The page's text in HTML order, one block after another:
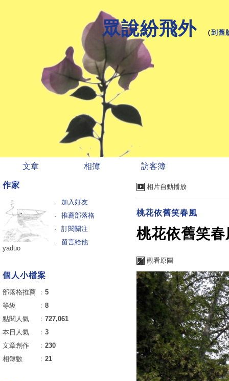
眾說紛飛外 （到舊
文章 相簿 訪客簿
相片自動播放
桃花依舊笑春風
桃花依舊笑春
觀看原圖
作家
加入好友
推薦部落格
訂閱關注
留言給他
yaduo
個人小檔案
部落格推薦 ： 5
等級
： 8
點閱人氣
： 727,061
本日人氣
： 3
文章創作
： 230
相簿數
： 21